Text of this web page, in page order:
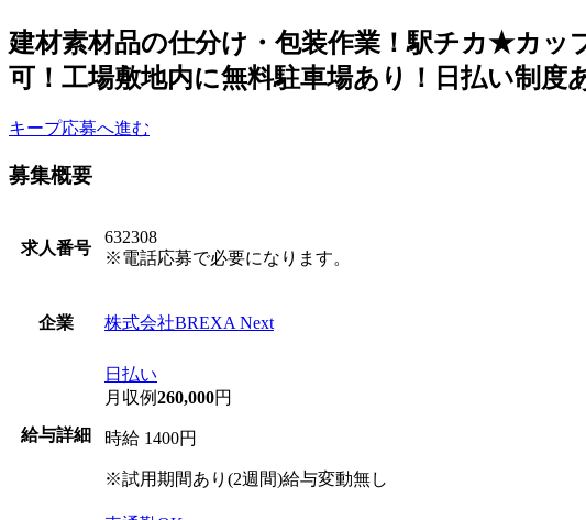
建材素材品の仕分け・包装作業！駅チカ★カッ
可！工場敷地内に無料駐車場あり！日払い制度
キープ応募へ進む
募集概要
求人番号
632308
※電話応募で必要になります。
企業 株式会社BREXA Next
給与詳細
日払い
月収例260,000円
時給 1400円
※試用期間あり(2週間)給与変動無し